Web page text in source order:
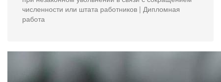
численности или штата работников | Дипломная
работа